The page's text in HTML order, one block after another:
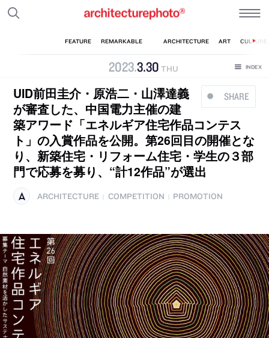
2023.3.30 THU
SHARE
UID前田圭介・原浩二・山澤達義
が審査した、中国電力主催の建
築アワード「エネルギア住宅作品コンテス
ト」の入賞作品を公開。第26回目の開催とな
り、新築住宅・リフォーム住宅・学生の３部
門で応募を募り、“計12作品”が選出
ARCHITECTURE COMPETITION PROMOTION